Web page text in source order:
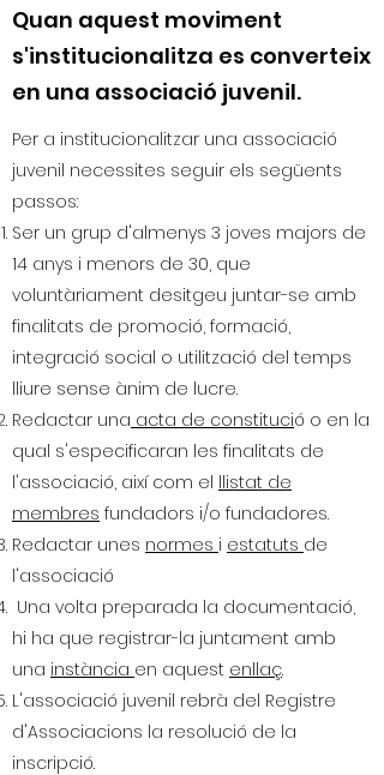
Quan aquest moviment
s'institucionalitza es converteix
en una associació juvenil.
Per a institucionalitzar una associació
juvenil necessites seguir els següents
passos:
Ser un grup d'almenys 3 joves majors de
14 anys i menors de 30, que
voluntàriament desitgeu juntar-se amb
finalitats de promoció, formació,
integració social o utilització del temps
lliure sense ànim de lucre.
Redactar una acta de constitució o en la
qual s'especificaran les finalitats de
l'associació, així com el llistat de
membres fundadors i/o fundadores.
Redactar unes normes i estatuts de
l'associació
Una volta preparada la documentació,
hi ha que registrar-la juntament amb
una instància en aquest enllaç.
L'associació juvenil rebrà del Registre
d'Associacions la resolució de la
inscripció.